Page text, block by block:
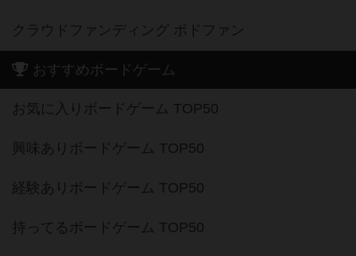
クラウドファンディング ボドファン
おすすめボードゲーム
お気に入りボードゲーム TOP50
興味ありボードゲーム TOP50
経験ありボードゲーム TOP50
持ってるボードゲーム TOP50